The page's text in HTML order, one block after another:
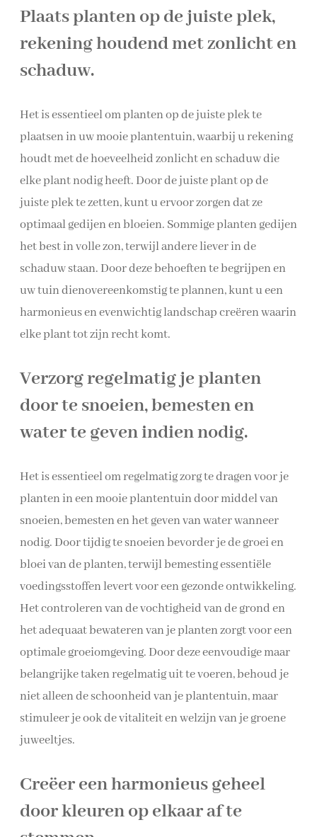
Plaats planten op de juiste plek,
rekening houdend met zonlicht en
schaduw.
Het is essentieel om planten op de juiste plek te
plaatsen in uw mooie plantentuin, waarbij u rekening
houdt met de hoeveelheid zonlicht en schaduw die
elke plant nodig heeft. Door de juiste plant op de
juiste plek te zetten, kunt u ervoor zorgen dat ze
optimaal gedijen en bloeien. Sommige planten gedijen
het best in volle zon, terwijl andere liever in de
schaduw staan. Door deze behoeften te begrijpen en
uw tuin dienovereenkomstig te plannen, kunt u een
harmonieus en evenwichtig landschap creëren waarin
elke plant tot zijn recht komt.
Verzorg regelmatig je planten
door te snoeien, bemesten en
water te geven indien nodig.
Het is essentieel om regelmatig zorg te dragen voor je
planten in een mooie plantentuin door middel van
snoeien, bemesten en het geven van water wanneer
nodig. Door tijdig te snoeien bevorder je de groei en
bloei van de planten, terwijl bemesting essentiële
voedingsstoffen levert voor een gezonde ontwikkeling.
Het controleren van de vochtigheid van de grond en
het adequaat bewateren van je planten zorgt voor een
optimale groeiomgeving. Door deze eenvoudige maar
belangrijke taken regelmatig uit te voeren, behoud je
niet alleen de schoonheid van je plantentuin, maar
stimuleer je ook de vitaliteit en welzijn van je groene
juweeltjes.
Creëer een harmonieus geheel
door kleuren op elkaar af te